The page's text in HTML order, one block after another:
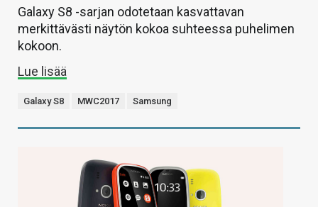
Galaxy S8 -sarjan odotetaan kasvattavan
merkittävästi näytön kokoa suhteessa puhelimen
kokoon.
Lue lisää
Galaxy S8 MWC2017 Samsung